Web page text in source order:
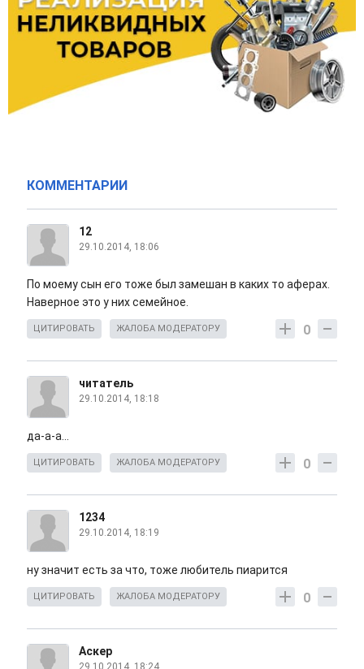
КОММЕНТАРИИ
12
29.10.2014, 18:06
По моему сын его тоже был замешан в каких то аферах.
Наверное это у них семейное.
0
ЦИТИРОВАТЬ ЖАЛОБА МОДЕРАТОРУ
читатель
29.10.2014, 18:18
да-а-а...
0
ЦИТИРОВАТЬ ЖАЛОБА МОДЕРАТОРУ
1234
29.10.2014, 18:19
ну значит есть за что, тоже любитель пиарится
0
ЦИТИРОВАТЬ ЖАЛОБА МОДЕРАТОРУ
Аскер